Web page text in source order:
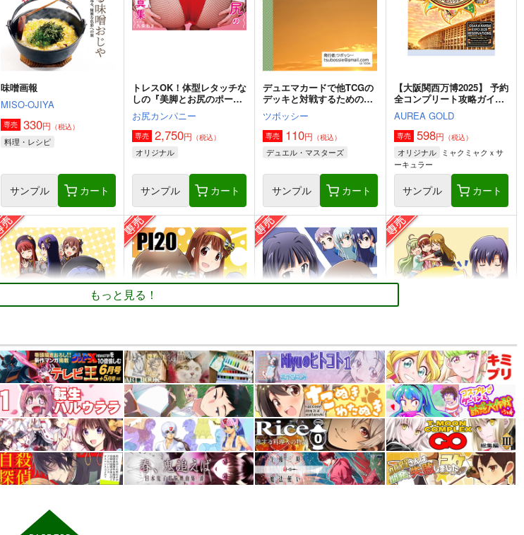
味噌画報
MISO-OJIYA
専売 330円 （税込）
料理・レシピ
サンプル カート
トレスOK！体型レタッチな
しの『美脚とお尻のポーズ
写真集／九条ねぎ』
お尻カンパニー
専売 2,750円 （税込）
オリジナル
サンプル カート
デュエマカードで他TCGの
デッキと対戦するための
Card-Uni ルールブック
ツボッシー
専売 110円 （税込）
デュエル・マスターズ
サンプル カート
【大阪関西万博2025】 予約
全コンプリート攻略ガイド
２＆万博旅行１日スケジュ
ール日記: EXPO 女一人の
んびりルーズ旅 11ノンフィ
クション 旅行記
AUREA GOLD
専売 598円 （税込）
オリジナル
ミャクミャクｘサ
ーキュラー
サンプル カート
PI-21
ぱるくす
専売 330円（税込）
THE IDOLM@STER MILLION LIVE!
北沢志保
最上静香
PI-20
ぱるくす
専売 330円（税込）
THE IDOLM@STER MILLION LIVE!
北沢志保
最上静香
田中琴葉
PI-19
ぱるくす
専売 330円（税込）
THE IDOLM@STER MILLION LIVE!
北沢志保
最上静香
PI-18
ぱるくす
専売 330円（税込）
THE IDOLM@STER MILLION LIVE!
七尾百合子×望月杏奈
もっと見る！